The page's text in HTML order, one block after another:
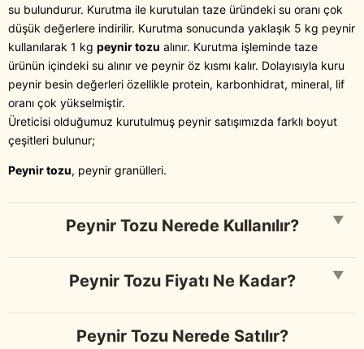
su bulundurur. Kurutma ile kurutulan taze üründeki su oranı çok
düşük değerlere indirilir. Kurutma sonucunda yaklaşık 5 kg peynir
kullanılarak 1 kg peynir tozu alınır. Kurutma işleminde taze
ürünün içindeki su alınır ve peynir öz kısmı kalır. Dolayısıyla kuru
peynir besin değerleri özellikle protein, karbonhidrat, mineral, lif
oranı çok yükselmiştir.
Üreticisi olduğumuz kurutulmuş peynir satışımızda farklı boyut
çeşitleri bulunur;
Peynir tozu, peynir granülleri.
Peynir Tozu Nerede Kullanılır? ▼
Peynir Tozu Fiyatı Ne Kadar? ▼
Peynir Tozu Nerede Satılır?